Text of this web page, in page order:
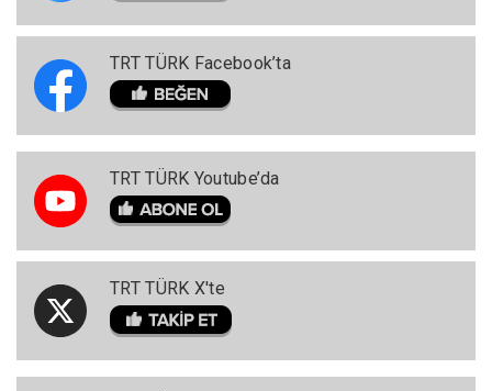
TRT TÜRK Facebook’ta
TRT TÜRK Youtube’da
TRT TÜRK X'te